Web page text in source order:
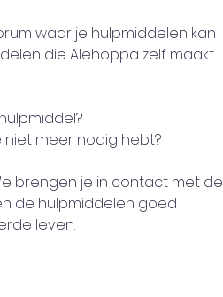
waar je hulpmiddelen kan
die Alehoppa zelf maakt
meer nodig hebt?
brengen je in contact met de
de hulpmiddelen goed
leven.